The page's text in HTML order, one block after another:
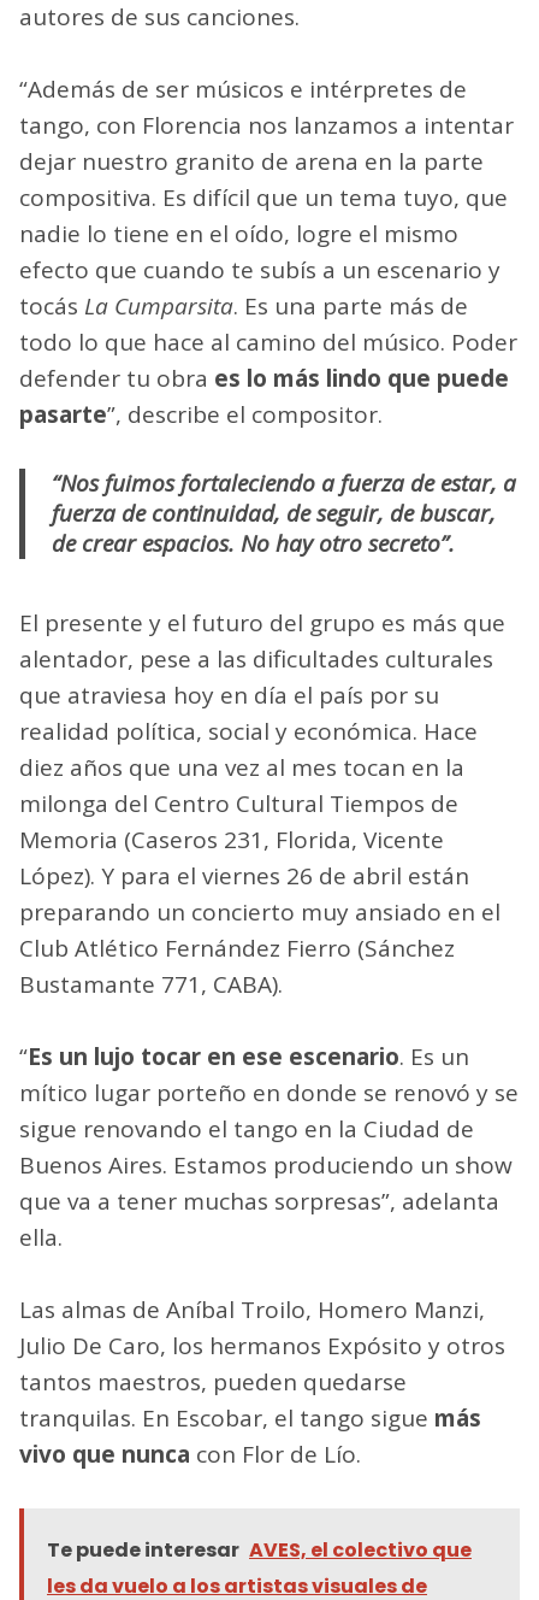
autores de sus canciones.
“Además de ser músicos e intérpretes de
tango, con Florencia nos lanzamos a intentar
dejar nuestro granito de arena en la parte
compositiva. Es difícil que un tema tuyo, que
nadie lo tiene en el oído, logre el mismo
efecto que cuando te subís a un escenario y
tocás La Cumparsita. Es una parte más de
todo lo que hace al camino del músico. Poder
defender tu obra es lo más lindo que puede
pasarte”, describe el compositor.
“Nos fuimos fortaleciendo a fuerza de estar, a
fuerza de continuidad, de seguir, de buscar,
de crear espacios. No hay otro secreto”.
El presente y el futuro del grupo es más que
alentador, pese a las dificultades culturales
que atraviesa hoy en día el país por su
realidad política, social y económica. Hace
diez años que una vez al mes tocan en la
milonga del Centro Cultural Tiempos de
Memoria (Caseros 231, Florida, Vicente
López). Y para el viernes 26 de abril están
preparando un concierto muy ansiado en el
Club Atlético Fernández Fierro (Sánchez
Bustamante 771, CABA).
“Es un lujo tocar en ese escenario. Es un
mítico lugar porteño en donde se renovó y se
sigue renovando el tango en la Ciudad de
Buenos Aires. Estamos produciendo un show
que va a tener muchas sorpresas”, adelanta
ella.
Las almas de Aníbal Troilo, Homero Manzi,
Julio De Caro, los hermanos Expósito y otros
tantos maestros, pueden quedarse
tranquilas. En Escobar, el tango sigue más
vivo que nunca con Flor de Lío.
Te puede interesar AVES, el colectivo que
les da vuelo a los artistas visuales de